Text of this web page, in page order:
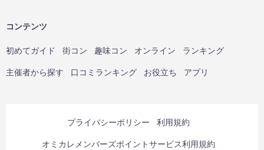
コンテンツ
初めてガイド 街コン 趣味コン オンライン ランキング
主催者から探す 口コミランキング お役立ち アプリ
プライバシーポリシー 利用規約
オミカレメンバーズポイントサービス利用規約